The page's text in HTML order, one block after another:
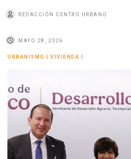
REDACCIÓN CENTRO URBANO
MAYO 28, 2026
URBANISMO VIVIENDA